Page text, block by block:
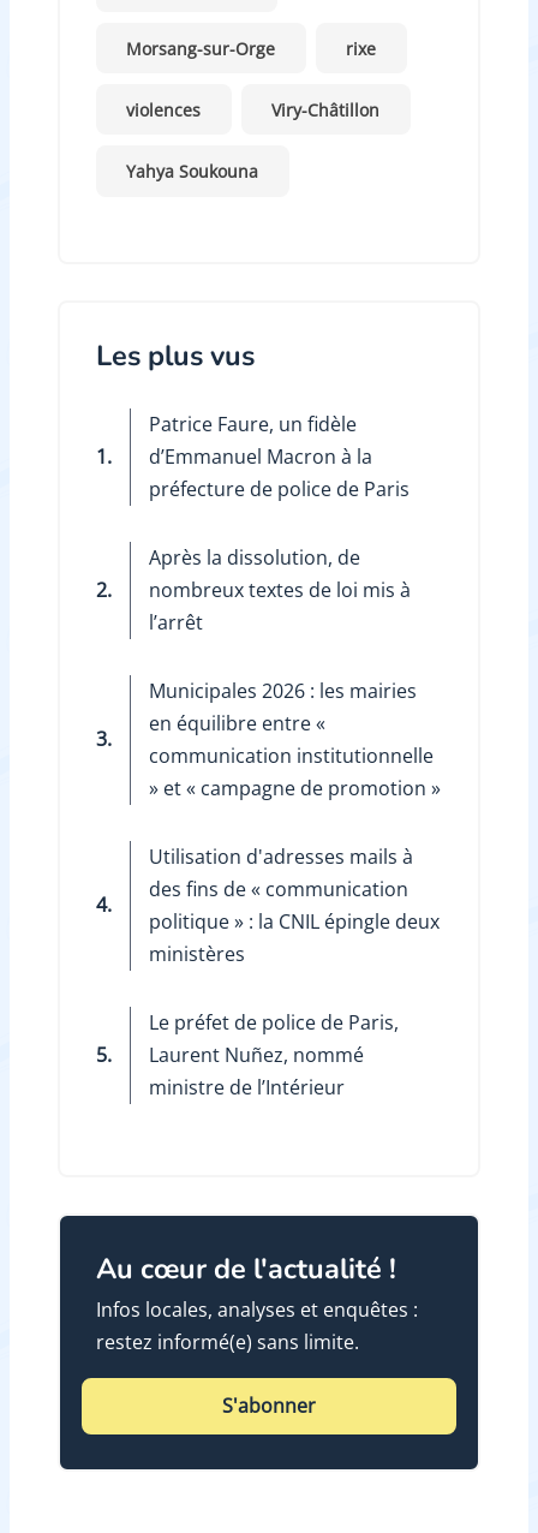
Morsang-sur-Orge rixe
violences Viry-Châtillon
Yahya Soukouna
Les plus vus
1.
Patrice Faure, un fidèle
d’Emmanuel Macron à la
préfecture de police de Paris
2.
Après la dissolution, de
nombreux textes de loi mis à
l’arrêt
3.
Municipales 2026 : les mairies
en équilibre entre «
communication institutionnelle
» et « campagne de promotion »
4.
Utilisation d'adresses mails à
des fins de « communication
politique » : la CNIL épingle deux
ministères
5.
Le préfet de police de Paris,
Laurent Nuñez, nommé
ministre de l’Intérieur
Au cœur de l'actualité !
Infos locales, analyses et enquêtes :
restez informé(e) sans limite.
S'abonner